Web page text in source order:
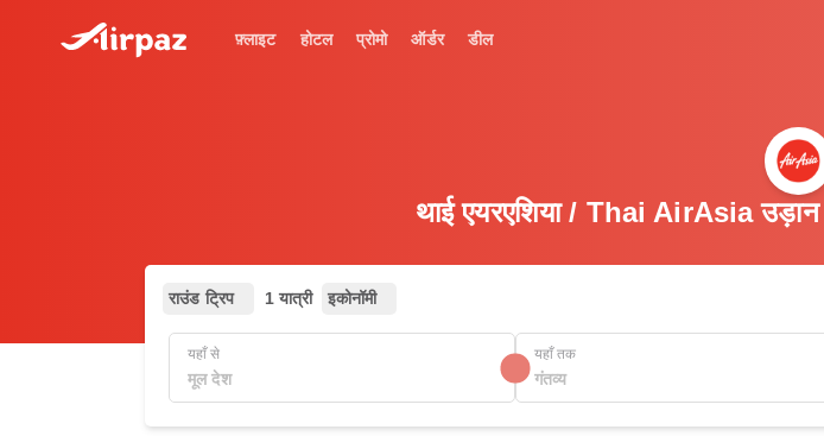
फ़्लाइट होटल प्रोमो ऑर्डर डील
थाई एयरएशिया / Thai AirAsia
राउंड ट्रिप 1 यात्री इकोनॉमी
यहाँ से यहाँ तक